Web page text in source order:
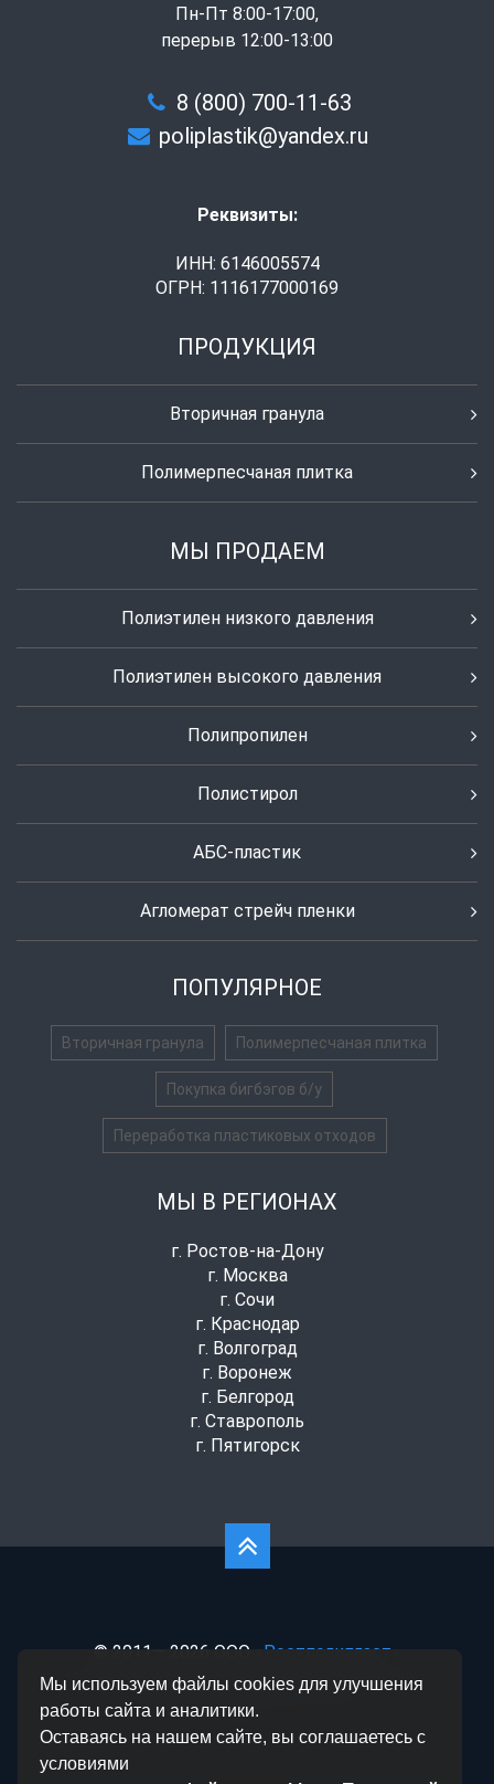
Пн-Пт 8:00-17:00,
перерыв 12:00-13:00
8 (800) 700-11-63
poliplastik@yandex.ru
Реквизиты:
ИНН: 6146005574
ОГРН: 1116177000169
ПРОДУКЦИЯ
Вторичная гранула
Полимерпесчаная плитка
МЫ ПРОДАЕМ
Полиэтилен низкого давления
Полиэтилен высокого давления
Полипропилен
Полистирол
АБС-пластик
Агломерат стрейч пленки
ПОПУЛЯРНОЕ
Вторичная гранула Полимерпесчаная плитка
Покупка бигбэгов б/у
Переработка пластиковых отходов
МЫ В РЕГИОНАХ
г. Ростов-на-Дону
г. Москва
г. Сочи
г. Краснодар
г. Волгоград
г. Воронеж
г. Белгород
г. Ставрополь
г. Пятигорск
© 2011— 2026 ООО
«Ростполипласт»
Политика конфиденциальности| Согласие на
Мы используем файлы cookies для улучшения
работы сайта и аналитики.
Оставаясь на нашем сайте, вы соглашаетесь с
условиями